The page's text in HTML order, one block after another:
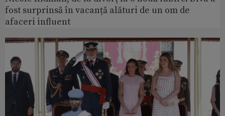
fost surprinsă în vacanță alături de un om de
afaceri influent